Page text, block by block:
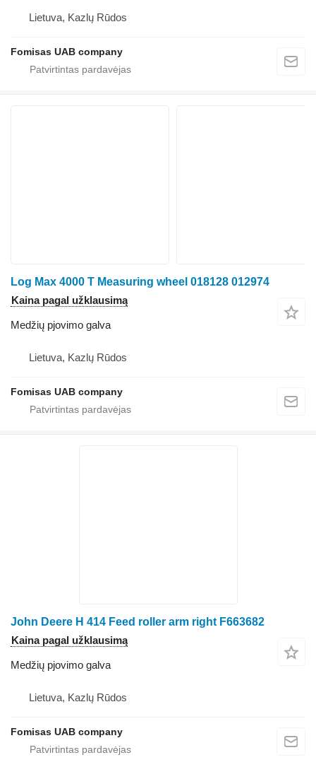
Lietuva, Kazlų Rūdos
Fomisas UAB company
Log Max 4000 T Measuring wheel 018128 012974
Kaina pagal užklausimą
Medžių pjovimo galva
Lietuva, Kazlų Rūdos
Fomisas UAB company
John Deere H 414 Feed roller arm right F663682
Kaina pagal užklausimą
Medžių pjovimo galva
Lietuva, Kazlų Rūdos
Fomisas UAB company